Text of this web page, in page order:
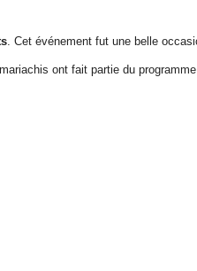
. Cet événement fut une belle
ont fait partie du